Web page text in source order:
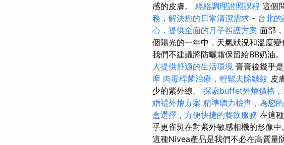
感的皮膚。 經絡調理證照課程 這個
務，解決您的日常清潔需求 - 台北
心，提供全面的月子照護方案 面部
個陽光的一年中，天氣狀況和溫度
我們不建議將防曬霜保留給BB奶油。
人提供舒適的生活環境 膏膏後幾乎
摩 肉毒桿菌治療，輕鬆去除皺紋 皮
少的紫外線。 探索buffet外燴價格
婚禮外燴方案 精準聽力檢查，為您
盒選擇，方便快捷的餐飲服務 在這
乎更雀斑在對紫外敏感相機的形像中
這種Nivea產品是我們不必在高質量